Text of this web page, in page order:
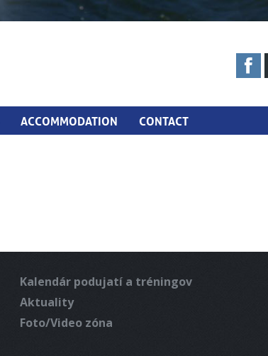
ACCOMMODATION CONTACT
Kalendár podujatí a tréningov
Aktuality
Foto/Video zóna